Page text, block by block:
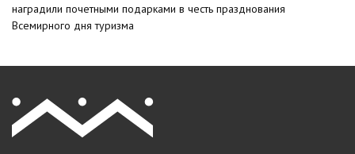
наградили почетными подарками в честь празднования
Всемирного дня туризма